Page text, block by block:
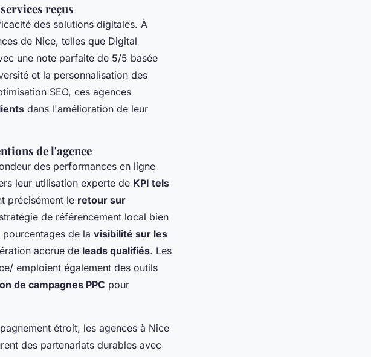
reçus
des solutions digitales. À
de Nice, telles que Digital
une note parfaite de 5/5 basée
et la personnalisation des
SEO, ces agences
dans l'amélioration de leur
de l'agence
des performances en ligne
leur utilisation experte de KPI tels
précisément le retour sur
de référencement local bien
de la visibilité sur les
accrue de leads qualifiés. Les
emploient également des outils
de campagnes PPC pour
étroit, les agences à Nice
des partenariats durables avec